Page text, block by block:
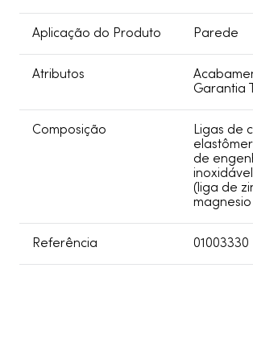
Aplicação do Produto Parede
Atributos
Garantia
Composição
Ligas de
de
(liga de
Referência 01003330